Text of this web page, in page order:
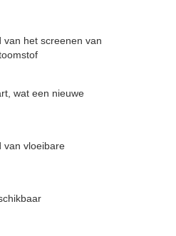
van het screenen van
wat een nieuwe
van vloeibare